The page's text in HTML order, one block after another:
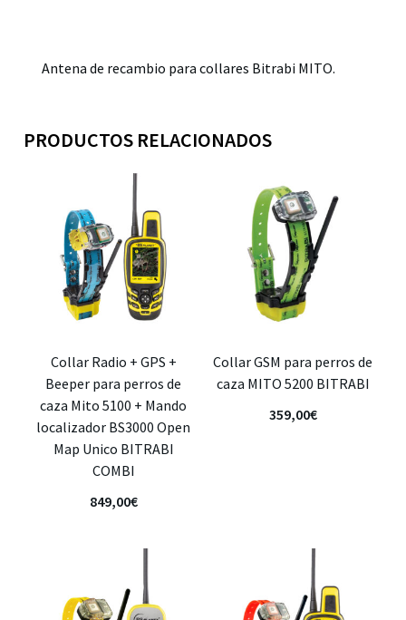
Antena de recambio para collares Bitrabi MITO.
PRODUCTOS RELACIONADOS
Collar Radio + GPS +
Beeper para perros de
caza Mito 5100 + Mando
localizador BS3000 Open
Map Unico BITRABI
COMBI
849,00€
Collar GSM para perros de
caza MITO 5200 BITRABI
359,00€